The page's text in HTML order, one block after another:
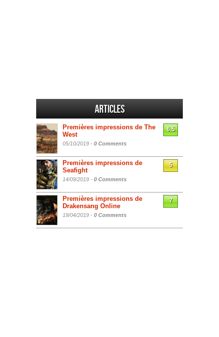
Articles
Premières impressions de The
West
05/10/2019 - 0 Comments
6.5
Premières impressions de
Seafight
14/09/2019 - 0 Comments
5
Premières impressions de
Drakensang Online
19/04/2019 - 0 Comments
7